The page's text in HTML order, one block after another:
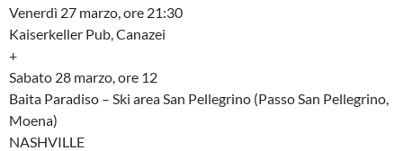
Venerdì 27 marzo, ore 21:30
Kaiserkeller Pub, Canazei
+
Sabato 28 marzo, ore 12
Baita Paradiso – Ski area San Pellegrino (Passo San Pellegrino,
Moena)
NASHVILLE